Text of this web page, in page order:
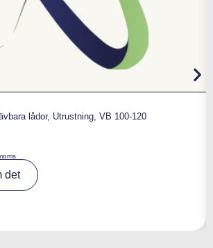
lådor, Utrustning, VB 100-120
det